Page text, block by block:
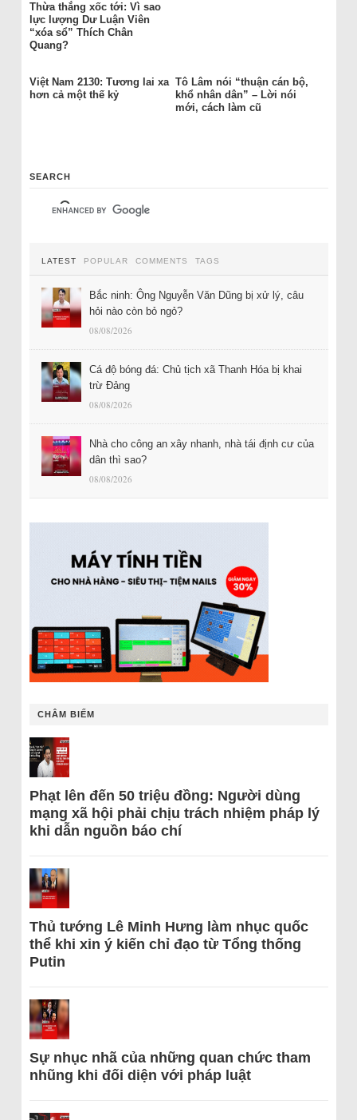
Thừa thắng xốc tới: Vì sao
lực lượng Dư Luận Viên
“xóa sổ” Thích Chân
Quang?
Việt Nam 2130: Tương lai xa
hơn cả một thế kỷ
Tô Lâm nói “thuận cán bộ,
khổ nhân dân” – Lời nói
mới, cách làm cũ
SEARCH
LATEST POPULAR COMMENTS TAGS
Bắc ninh: Ông Nguyễn Văn Dũng bị xử lý, câu
hỏi nào còn bỏ ngỏ?
08/08/2026
Cá độ bóng đá: Chủ tịch xã Thanh Hóa bị khai
trừ Đảng
08/08/2026
Nhà cho công an xây nhanh, nhà tái định cư của
dân thì sao?
08/08/2026
CHÂM BIẾM
Phạt lên đến 50 triệu đồng: Người dùng
mạng xã hội phải chịu trách nhiệm pháp lý
khi dẫn nguồn báo chí
Thủ tướng Lê Minh Hưng làm nhục quốc
thể khi xin ý kiến chỉ đạo từ Tổng thống
Putin
Sự nhục nhã của những quan chức tham
nhũng khi đối diện với pháp luật